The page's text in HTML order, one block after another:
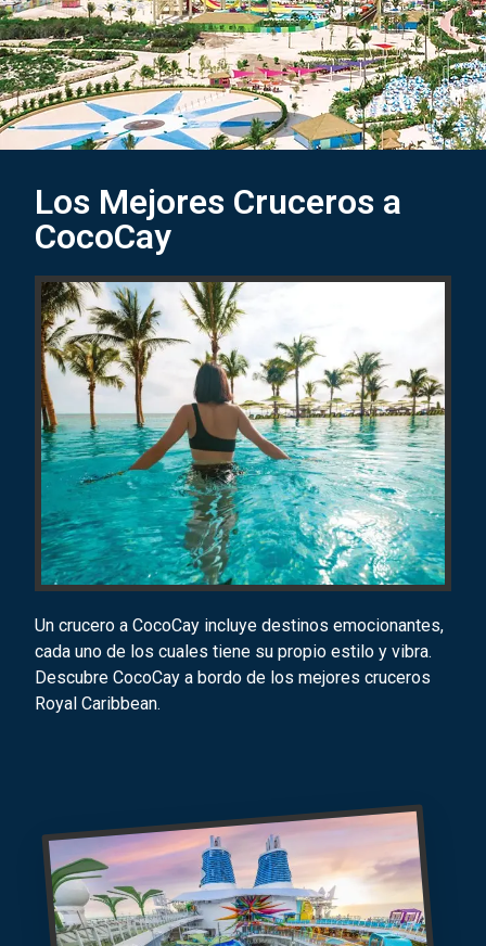
Los Mejores Cruceros a
CocoCay
Un crucero a CocoCay incluye destinos emocionantes,
cada uno de los cuales tiene su propio estilo y vibra.
Descubre CocoCay a bordo de los mejores cruceros
Royal Caribbean.